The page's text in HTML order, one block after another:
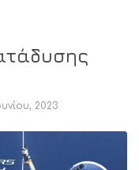
2023